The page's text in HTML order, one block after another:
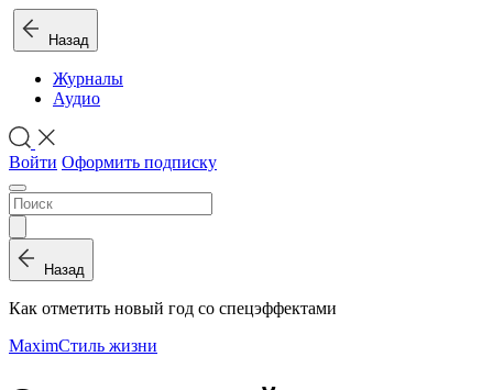
Назад
Журналы
Аудио
Войти Оформить подписку
Назад
Как отметить новый год со спецэффектами
MaximСтиль жизни